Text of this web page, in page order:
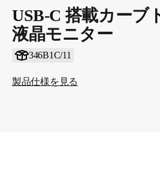
USB-C 搭載カーブ
液晶モニター
346B1C/11
製品仕様を見る